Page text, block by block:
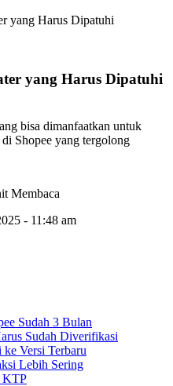
yang Harus Dipatuhi
yang Harus Dipatuhi
bisa dimanfaatkan untuk
Shopee yang tergolong
Membaca
- 11:48 am
Sudah 3 Bulan
Sudah Diverifikasi
Versi Terbaru
Lebih Sering
KTP